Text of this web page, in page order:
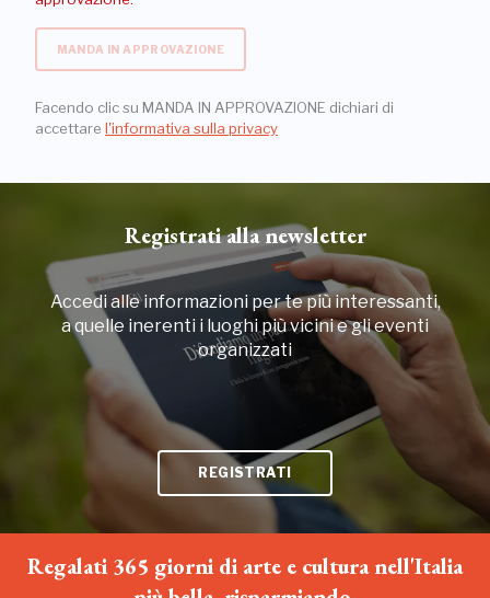
MANDA IN APPROVAZIONE
Facendo clic su MANDA IN APPROVAZIONE dichiari di
accettare l'informativa sulla privacy
Registrati alla newsletter
Accedi alle informazioni per te più interessanti,
a quelle inerenti i luoghi più vicini e gli eventi
organizzati
REGISTRATI
Regalati 365 giorni di arte e cultura nell'Italia